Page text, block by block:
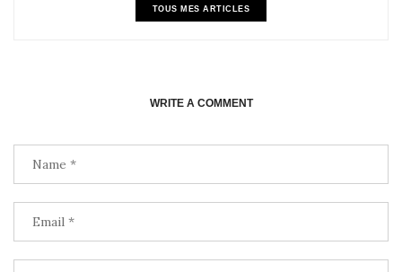
TOUS MES ARTICLES
WRITE A COMMENT